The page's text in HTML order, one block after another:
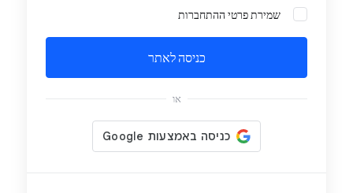
שמירת פרטי ההתחברות
כניסה לאתר
או